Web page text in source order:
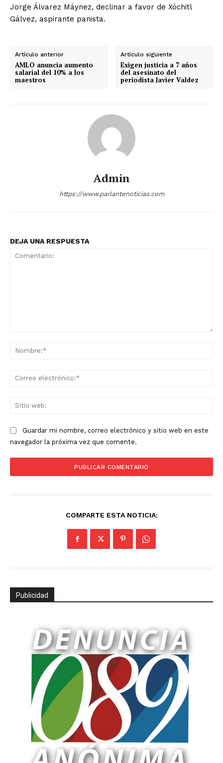
Jorge Álvarez Máynez, declinar a favor de Xóchitl
Gálvez, aspirante panista.
Artículo anterior
AMLO anuncia aumento
salarial del 10% a los
maestros
Artículo siguiente
Exigen justicia a 7 años
del asesinato del
periodista Javier Valdez
Admin
https://www.parlantenoticias.com
DEJA UNA RESPUESTA
Guardar mi nombre, correo electrónico y sitio web en este
navegador la próxima vez que comente.
COMPARTE ESTA NOTICIA:
Publicidad